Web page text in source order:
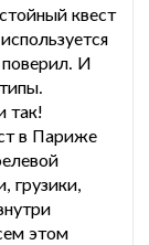
квест
И
так!
в Париже
грузики,
этом